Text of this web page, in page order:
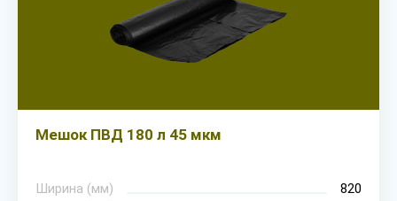
Мешок ПВД 180 л 45 мкм
Ширина (мм)
820